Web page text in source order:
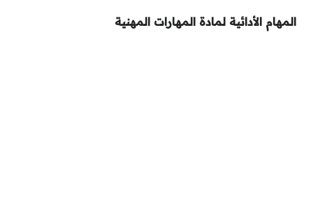
المهام الأدائية لمادة المهارات المهنية